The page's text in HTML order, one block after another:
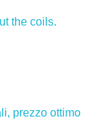
the coils.
prezzo ottimo